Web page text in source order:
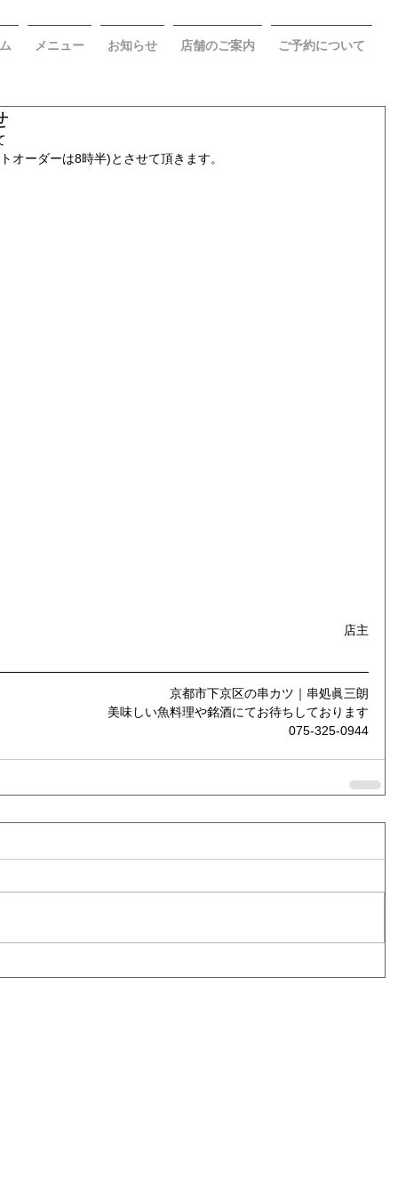
メニュー お知らせ 店舗のご案内 ご予約について
オーダーは8時半)とさせて頂きます。
店主
京都市下京区の串カツ｜串処眞三朗
美味しい魚料理や銘酒にてお待ちしております
075-325-0944